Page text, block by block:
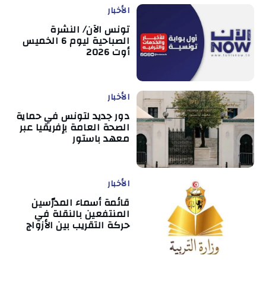
الأخبار
تونس الآن/ النشرة
الصباحية ليوم 6 الخميس
أوت 2026
الأخبار
دور جديد لتونس في حماية
الصحة العامة بإفريقيا عبر
معهد باستور
الأخبار
قائمة أسماء المدرّسين
المنتفعين بالنقلة في
حركة التقريب بين الأزواج